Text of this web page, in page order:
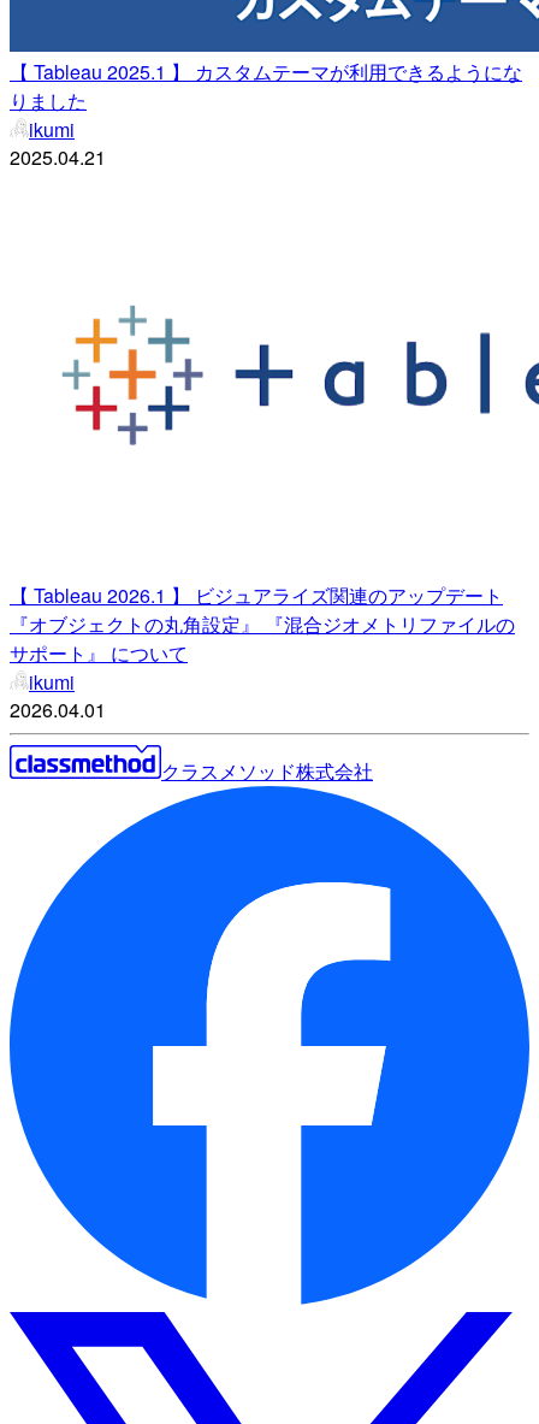
【 Tableau 2025.1 】 カスタムテーマが利用できるようにな
りました
ikumi
2025.04.21
【 Tableau 2026.1 】 ビジュアライズ関連のアップデート
『オブジェクトの丸角設定』 『混合ジオメトリファイルの
サポート』 について
ikumi
2026.04.01
クラスメソッド株式会社